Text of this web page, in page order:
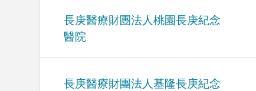
長庚醫療財團法人桃園長庚紀念
醫院
長庚醫療財團法人基隆長庚紀念